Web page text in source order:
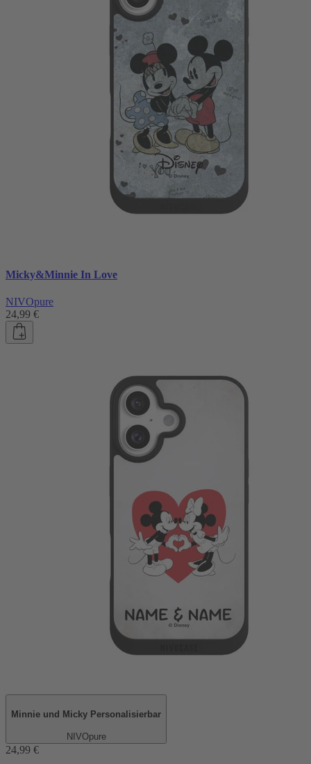
Micky&Minnie In Love
NIVOpure
24,99 €
Minnie und Micky Personalisierbar
NIVOpure
24,99 €